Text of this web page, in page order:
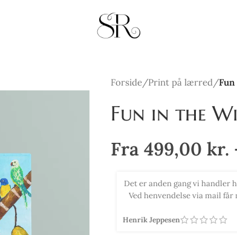
Forside/Print på lærred/
Fun in the
Fra 499,00 kr.
og hurtig afsendelse.
og så er vi vilde med
Købte 2 smukke print med
efter de 2 billeder kom op,
Tina Selsmark